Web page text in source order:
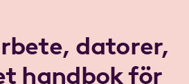
datorer,
handbok för